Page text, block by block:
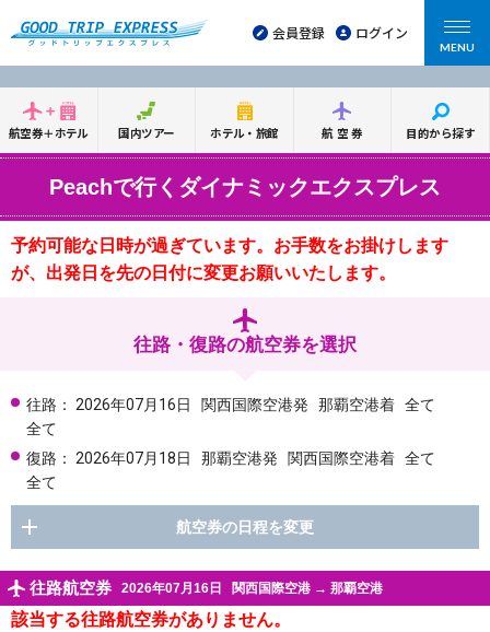
会員登録 ログイン
MENU
航空券＋ホテル 国内ツアー ホテル・旅館 航空券 目的から探す
Peachで行くダイナミックエクスプレス
予約可能な日時が過ぎています。お手数をお掛けします
が、出発日を先の日付に変更お願いいたします。
往路・復路の航空券を選択
往路： 2026年07月16日 関西国際空港発 那覇空港着 全て
全て
復路： 2026年07月18日 那覇空港発 関西国際空港着 全て
全て
航空券の日程を変更
往路航空券 2026年07月16日 関西国際空港 → 那覇空港
該当する往路航空券がありません。